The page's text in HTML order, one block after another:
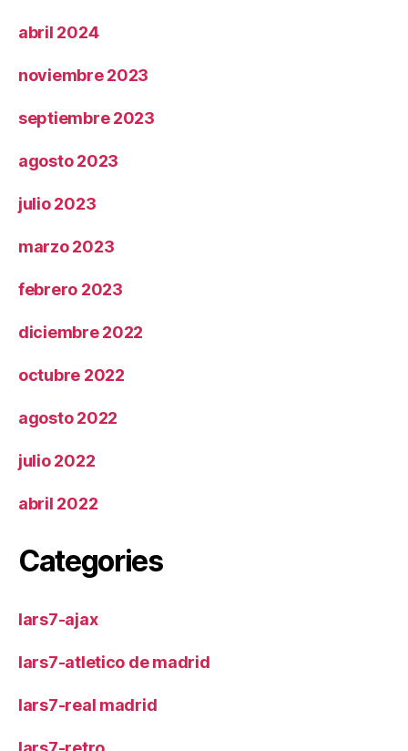
abril 2024
noviembre 2023
septiembre 2023
agosto 2023
julio 2023
marzo 2023
febrero 2023
diciembre 2022
octubre 2022
agosto 2022
julio 2022
abril 2022
Categories
lars7-ajax
lars7-atletico de madrid
lars7-real madrid